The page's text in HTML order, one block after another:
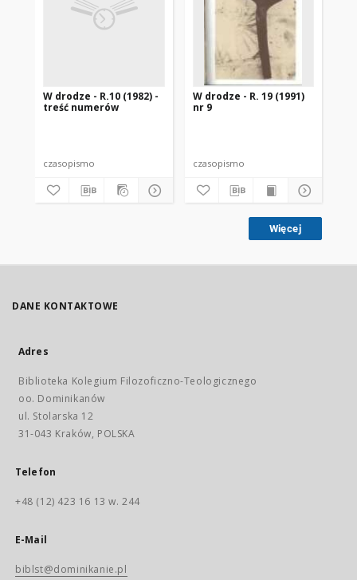
W drodze - R.10 (1982) -
treść numerów
czasopismo
W drodze - R. 19 (1991)
nr 9
czasopismo
Więcej
DANE KONTAKTOWE
Adres
Biblioteka Kolegium Filozoficzno-Teologicznego
oo. Dominikanów
ul. Stolarska 12
31-043 Kraków, POLSKA
Telefon
+48 (12) 423 16 13 w. 244
E-Mail
biblst@dominikanie.pl